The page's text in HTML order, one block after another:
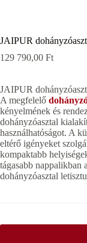
JAIPUR
129 790,00 Ft
JAIPUR
A megfelelő
kényelmének és
dohányzóasztal
használhatóságot. A
eltérő igényeket
kompaktabb
tágasabb nappalikban
dohányzóasztal